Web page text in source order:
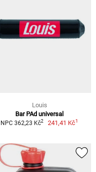
Louis
Bar PAd universal
NPC 362,23 Kč2 241,41 Kč1